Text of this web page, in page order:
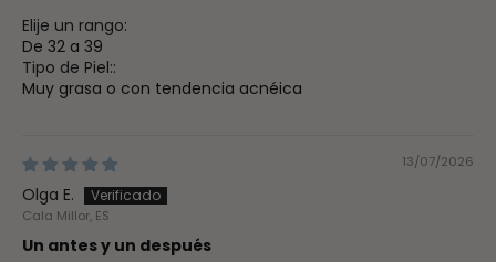
Elije un rango:
De 32 a 39
Tipo de Piel::
Muy grasa o con tendencia acnéica
13/07/2026
Olga E.
Cala Millor, ES
Un antes y un después